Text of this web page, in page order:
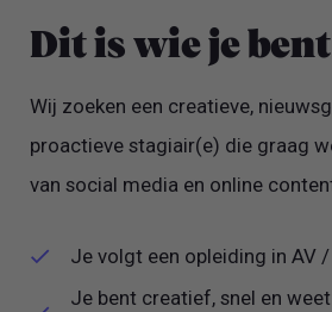
Dit is wie je bent
Wij zoeken een creatieve,
proactieve stagiair(e) die graag
van social media en online
Je volgt een opleiding in AV
Je bent creatief, snel en